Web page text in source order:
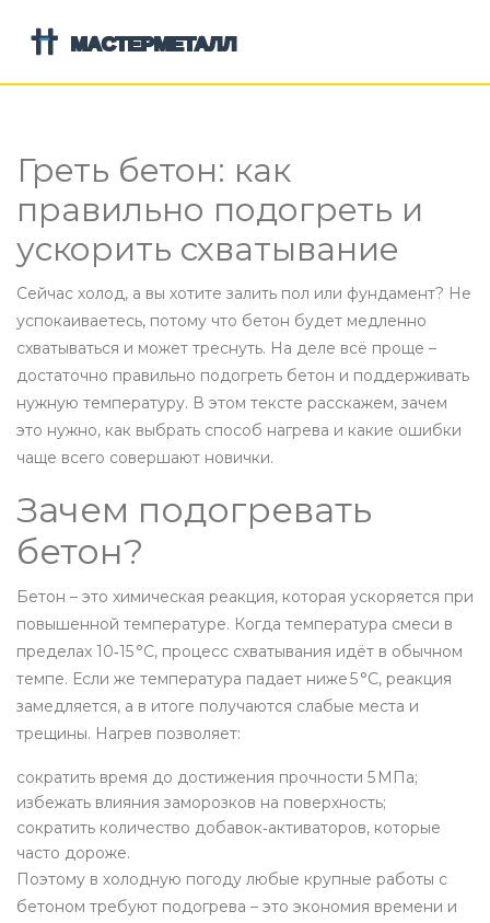
Греть бетон: как
правильно подогреть и
ускорить схватывание
Сейчас холод, а вы хотите залить пол или фундамент? Не
успокаиваетесь, потому что бетон будет медленно
схватываться и может треснуть. На деле всё проще –
достаточно правильно подогреть бетон и поддерживать
нужную температуру. В этом тексте расскажем, зачем
это нужно, как выбрать способ нагрева и какие ошибки
чаще всего совершают новички.
Зачем подогревать
бетон?
Бетон – это химическая реакция, которая ускоряется при
повышенной температуре. Когда температура смеси в
пределах 10‑15 °C, процесс схватывания идёт в обычном
темпе. Если же температура падает ниже 5 °C, реакция
замедляется, а в итоге получаются слабые места и
трещины. Нагрев позволяет:
сократить время до достижения прочности 5 МПа;
избежать влияния заморозков на поверхность;
сократить количество добавок‑активаторов, которые
часто дороже.
Поэтому в холодную погоду любые крупные работы с
бетоном требуют подогрева – это экономия времени и